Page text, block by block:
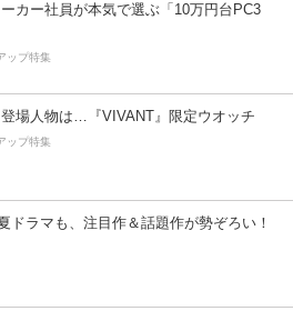
カー社員が本気で選ぶ「10万円台PC3
ップ特集
場人物は…『VIVANT』限定ウオッチ
ップ特集
ドラマも、注目作＆話題作が勢ぞろい！